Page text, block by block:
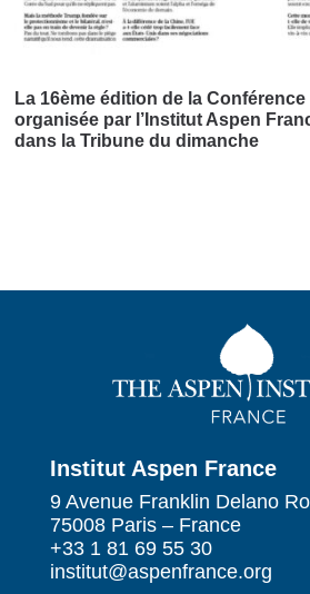
La 16ème édition de la
organisée par l’Institut Aspen
dans la Tribune du dimanche
Institut Aspen France
9 Avenue Franklin Delano
75008 Paris – France
+33 1 81 69 55 30
institut@aspenfrance.org